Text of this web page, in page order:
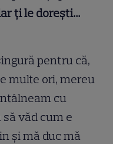
ți le dorești…
pentru că,
multe ori, mereu
cu
văd cum e
și mă duc mă